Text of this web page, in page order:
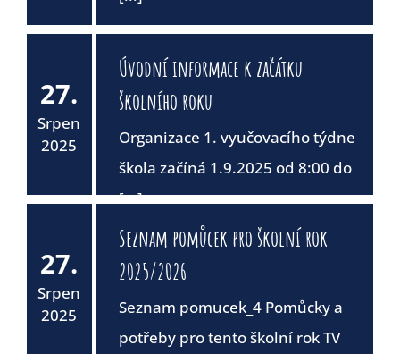
27.
Srpen
2025
Úvodní informace k začátku
školního roku
Organizace 1. vyučovacího týdne
škola začíná 1.9.2025 od 8:00 do
[...]
27.
Srpen
2025
Seznam pomůcek pro školní rok
2025/2026
Seznam pomucek_4 Pomůcky a
potřeby pro tento školní rok TV